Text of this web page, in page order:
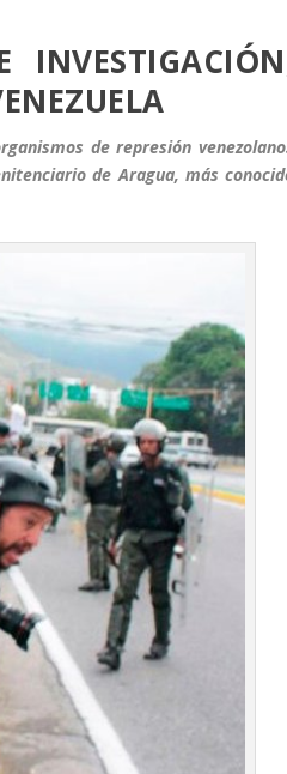
de represión
de Aragua, más